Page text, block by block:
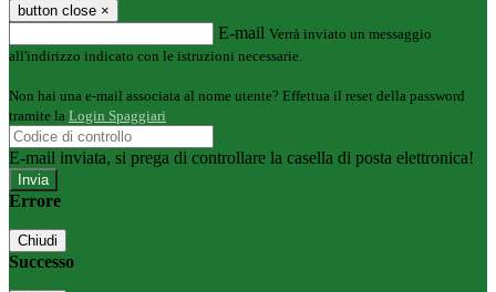
button close ×
E-mail Verrà inviato un messaggio
all'indirizzo indicato con le istruzioni necessarie.
Non hai una e-mail associata al nome utente? Effettua il reset della password
tramite la Login Spaggiari
E-mail inviata, si prega di controllare la casella di posta elettronica!
Errore
Chiudi
Successo